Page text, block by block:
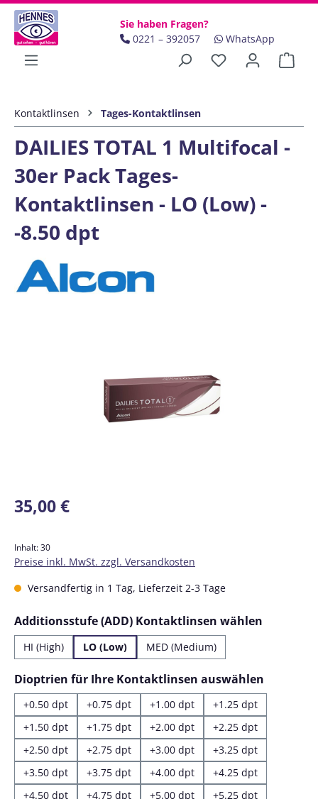
Zum Hauptinhalt springen
Sie haben Fragen?
0221 – 392057
WhatsApp
Kontaktlinsen Tages-Kontaktlinsen
DAILIES TOTAL 1 Multifocal -
30er Pack Tages-
Kontaktlinsen - LO (Low) -
-8.50 dpt
Regulärer Preis:
35,00 €
Inhalt:30
Preise inkl. MwSt. zzgl. Versandkosten
Versandfertig in 1 Tag, Lieferzeit 2-3 Tage
Additionsstufe (ADD) Kontaktlinsen wählen
HI (High) LO (Low) MED (Medium)
Dioptrien für Ihre Kontaktlinsen auswählen
+0.50 dpt +0.75 dpt +1.00 dpt
+1.25 dpt
+1.50 dpt
+1.75 dpt +2.00 dpt
+2.25 dpt
+2.50 dpt
+2.75 dpt +3.00 dpt
+3.25 dpt
+3.50 dpt
+3.75 dpt +4.00 dpt
+4.25 dpt
+4.50 dpt
+4.75 dpt +5.00 dpt
+5.25 dpt